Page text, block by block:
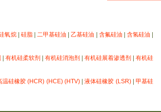
氧烷| 硅脂| 二甲基硅油 |乙基硅油 含氟硅油 含氢硅油
有机硅柔软剂 有机硅消泡剂 有机硅展着渗透剂 |有机硅
温硅橡胶 (HCR) (HCE) (HTV)| 液体硅橡胶 (LSR)| 甲基硅